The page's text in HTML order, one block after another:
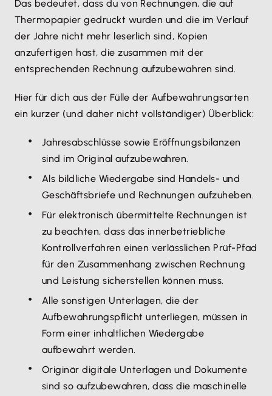
Das bedeutet, dass du von Rechnungen, die auf
Thermopapier gedruckt wurden und die im Verlauf
der Jahre nicht mehr leserlich sind, Kopien
anzufertigen hast, die zusammen mit der
entsprechenden Rechnung aufzubewahren sind.
Hier für dich aus der Fülle der Aufbewahrungsarten
ein kurzer (und daher nicht vollständiger) Überblick:
Jahresabschlüsse sowie Eröffnungsbilanzen
sind im Original aufzubewahren.
Als bildliche Wiedergabe sind Handels- und
Geschäftsbriefe und Rechnungen aufzuheben.
Für elektronisch übermittelte Rechnungen ist
zu beachten, dass das innerbetriebliche
Kontrollverfahren einen verlässlichen Prüf-Pfad
für den Zusammenhang zwischen Rechnung
und Leistung sicherstellen können muss.
Alle sonstigen Unterlagen, die der
Aufbewahrungspflicht unterliegen, müssen in
Form einer inhaltlichen Wiedergabe
aufbewahrt werden.
Originär digitale Unterlagen und Dokumente
sind so aufzubewahren, dass die maschinelle